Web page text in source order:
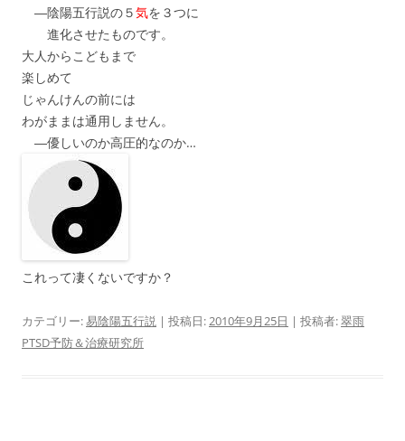
―陰陽五行説の５気を３つに
進化させたものです。
大人からこどもまで
楽しめて
じゃんけんの前には
わがままは通用しません。
―優しいのか高圧的なのか…
これって凄くないですか？
カテゴリー:易陰陽五行説 | 投稿日:2010年9月25日 | 投稿者:翠雨
PTSD予防＆治療研究所